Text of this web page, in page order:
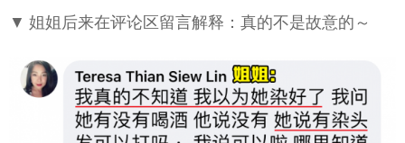
▼ 姐姐后来在评论区留言解释：真的不是故意的～